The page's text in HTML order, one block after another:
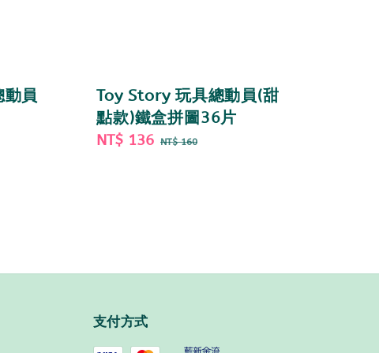
員
Toy Story 玩具總動員(甜
點款)鐵盒拼圖36片
Sale
NT$ 136 Regular
NT$ 160
支付方式